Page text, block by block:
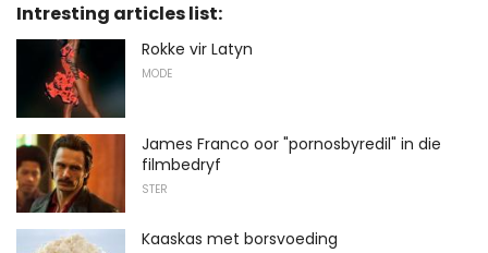
Intresting articles list:
Rokke vir Latyn
MODE
James Franco oor "pornosbyredil" in die
filmbedryf
STER
Kaaskas met borsvoeding